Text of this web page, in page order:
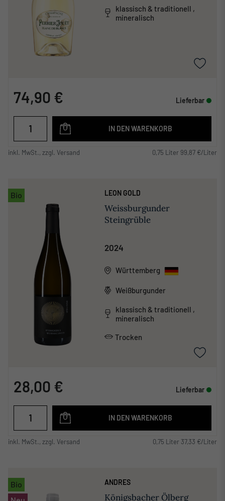
klassisch & traditionell ,
mineralisch
74,90 € Lieferbar
IN DEN WARENKORB
inkl. MwSt., zzgl. Versand 0,75 Liter 99,87 €/Liter
Bio LEON GOLD
Weissburgunder
Steingrüble
2024
Württemberg
Weißburgunder
klassisch & traditionell ,
mineralisch
Trocken
28,00 € Lieferbar
IN DEN WARENKORB
inkl. MwSt., zzgl. Versand 0,75 Liter 37,33 €/Liter
Bio
ANDRES
Königsbacher Ölberg